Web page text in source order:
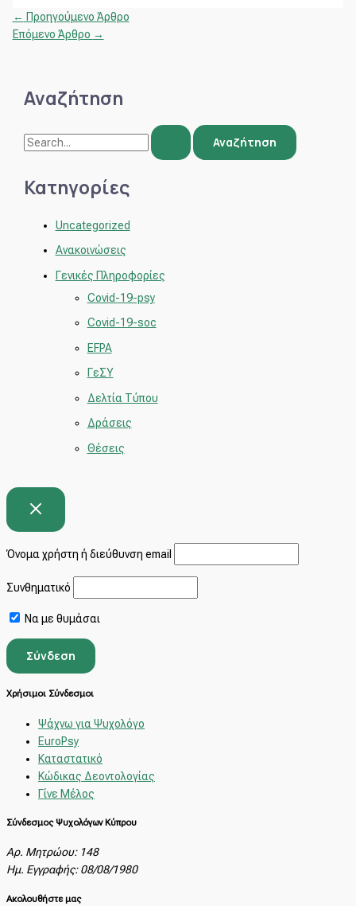
← Προηγούμενο Άρθρο
Επόμενο Άρθρο →
Αναζήτηση
Κατηγορίες
Uncategorized
Ανακοινώσεις
Γενικές Πληροφορίες
Covid-19-psy
Covid-19-soc
EFPA
ΓεΣΥ
Δελτία Τύπου
Δράσεις
Θέσεις
Όνομα χρήστη ή διεύθυνση email
Συνθηματικό
Να με θυμάσαι
Χρήσιμοι Σύνδεσμοι
Ψάχνω για Ψυχολόγο
EuroPsy
Καταστατικό
Κώδικας Δεοντολογίας
Γίνε Μέλος
Σύνδεσμος Ψυχολόγων Κύπρου
Αρ. Μητρώου: 148
Ημ. Εγγραφής: 08/08/1980
Ακολουθήστε μας